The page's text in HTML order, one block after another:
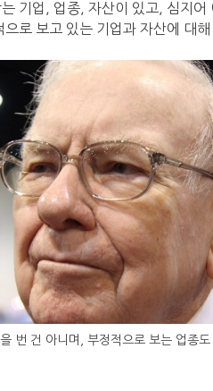
기업, 업종, 자산이 있고, 심지어
로 보고 있는 기업과 자산에 대해
번 건 아니며, 부정적으로 보는 업종도